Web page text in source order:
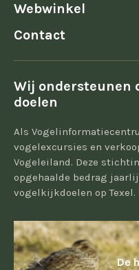
Webwinkel
Contact
Wij ondersteunen
doelen
Als
vogelexcursies en
Vogeleiland. Deze
opgehaalde bedrag
vogelkijkdoelen op Texel.
De